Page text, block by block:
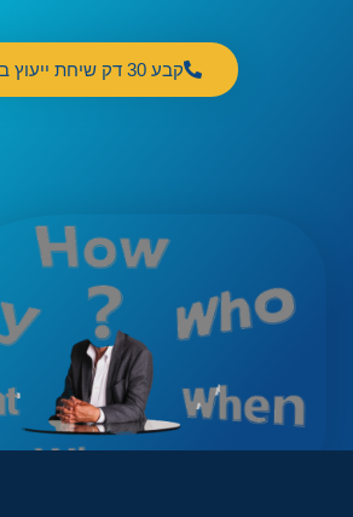
קבע 30 דק שיחת ייעוץ בחינם